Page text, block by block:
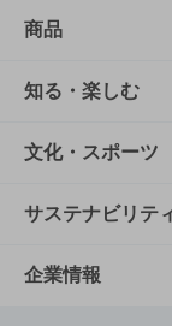
商品
商品TOP
商品一覧
商品発売情報
栄養成分一覧
知る・楽しむ
知る・楽しむ
キャンペーン
工場見学
文化・スポーツ
文化・スポー
サントリーホ
サステナビリテ
サステナビリ
企業情報